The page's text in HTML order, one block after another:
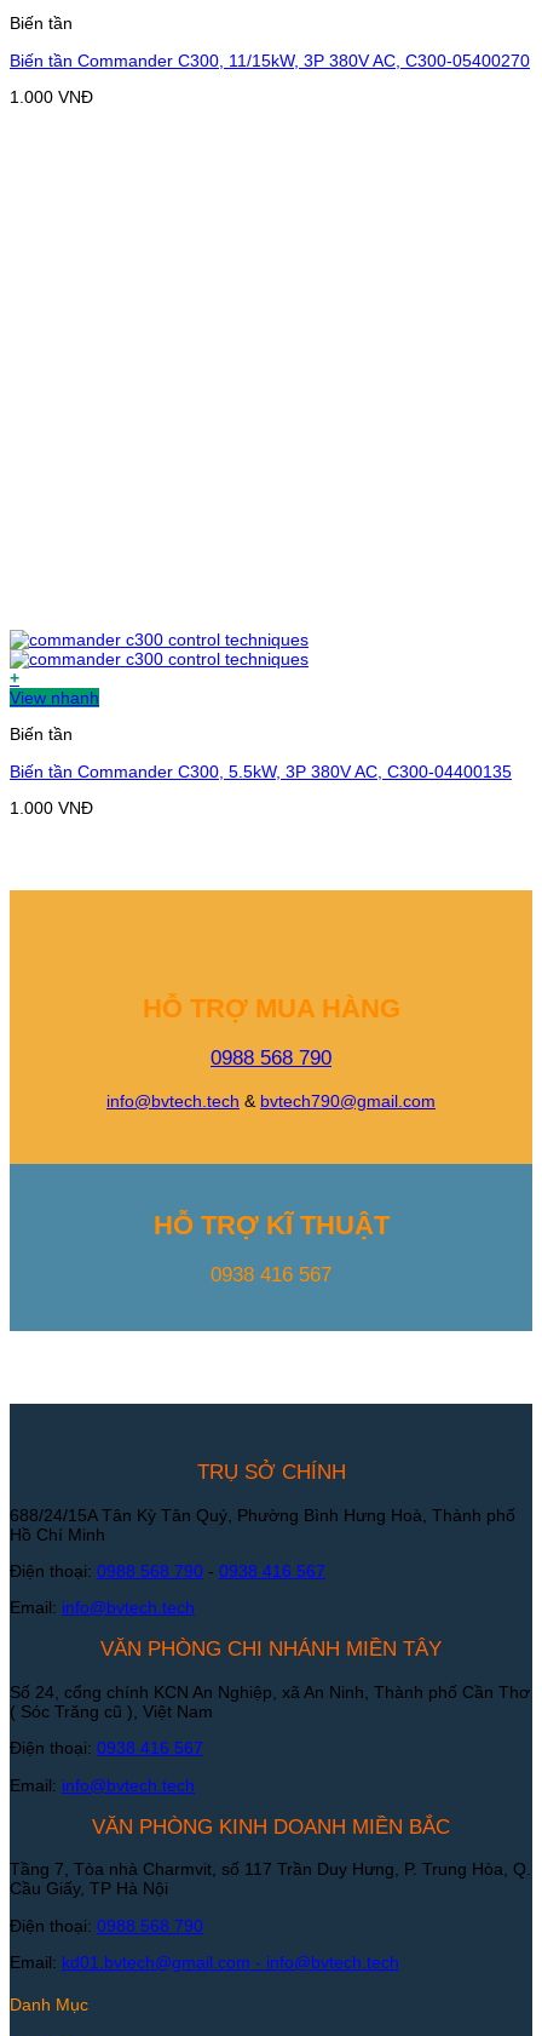
Biến tần
Biến tần Commander C300, 11/15kW, 3P 380V AC, C300-05400270
1.000 VNĐ
+
View nhanh
Biến tần
Biến tần Commander C300, 5.5kW, 3P 380V AC, C300-04400135
1.000 VNĐ
HỖ TRỢ MUA HÀNG
0988 568 790
info@bvtech.tech & bvtech790@gmail.com
HỖ TRỢ KĨ THUẬT
0938 416 567
TRỤ SỞ CHÍNH
688/24/15A Tân Kỳ Tân Quý, Phường Bình Hưng Hoà, Thành phố
Hồ Chí Minh
Điện thoại: 0988 568 790 - 0938 416 567
Email: info@bvtech.tech
VĂN PHÒNG CHI NHÁNH MIỀN TÂY
Số 24, cổng chính KCN An Nghiệp, xã An Ninh, Thành phố Cần Thơ
( Sóc Trăng cũ ), Việt Nam
Điện thoại: 0938 416 567
Email: info@bvtech.tech
VĂN PHÒNG KINH DOANH MIỀN BẮC
Tầng 7, Tòa nhà Charmvit, số 117 Trần Duy Hưng, P. Trung Hòa, Q.
Cầu Giấy, TP Hà Nội
Điện thoại: 0988 568 790
Email: kd01.bvtech@gmail.com - info@bvtech.tech
Danh Mục